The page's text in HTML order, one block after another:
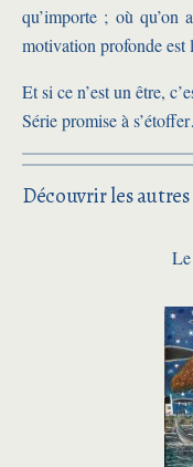
qu’importe ; où qu’on
motivation profonde est
Et si ce n’est un être,
Série promise à
Découvrir les